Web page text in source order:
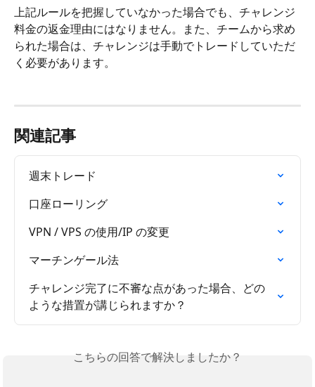
上記ルールを把握していなかった場合でも、チャレンジ
料金の返金理由にはなりません。また、チームから求め
られた場合は、チャレンジは手動でトレードしていただ
く必要があります。
関連記事
週末トレード
口座ローリング
VPN / VPS の使用/IP の変更
マーチンゲール法
チャレンジ完了に不審な点があった場合、どの
ような措置が講じられますか？
こちらの回答で解決しましたか？